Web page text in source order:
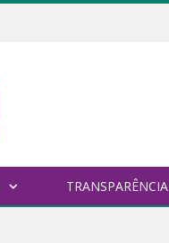
TRANSPARÊNCIA